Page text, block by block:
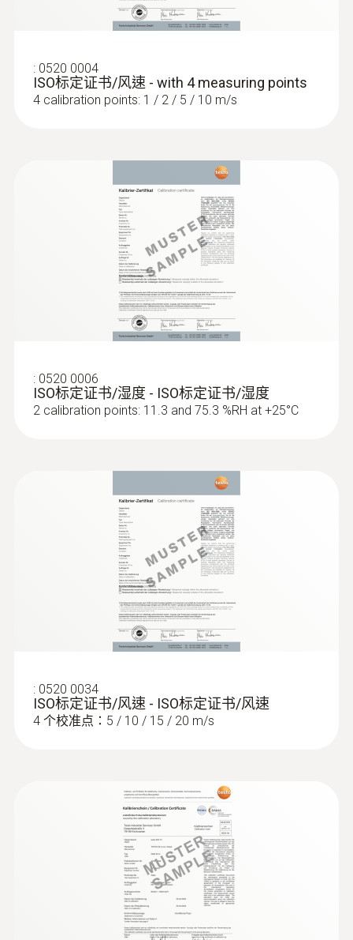
360 mm 直皮托管
艺空气流速
0635 2045
压力探头测量流速 - L型皮托管，不锈
钢，500mm长
For measuring flow velocity
很多外部因素：比如，人体对冷墙或冷窗户导
致的热辐射非常敏感。房间内的气流也会让人
热舒适度主要取决于如下因素：
室内空气的相对湿度
而上述主要因素对一个人舒适度的影响又与其
活动（程度）和所穿的衣物有关。在国际标准
ISO 7730中，将PMV/PPD测量（预测平均投
票数/预测不满意百分数）中的所有参数结合
起来。PMV指数预测了同一环境中大多数人的
冷热感觉的平均。PPD指数则通过量化方式预
测了多少人对特定环境大气的不满意程度。
探头，能够根据ISO 7730标准直接计算
PMV/PPD值。测量仪所产生的图示（图链
为用户及其客户记录测量数据。
在出风口测量体积流量
为了确保系统的高效使用，每个管道的进出口
体积流量都应符合要求，这是一个基本的前提
在出风口处，适合采用直径100mm的叶轮风
速探头来测量体积流量（订货号0635
9343），因为它们可以对较大面积的流速进行
在空气格栅和提升阀的抽风口或出风口进行测
量时，适合采用我们的风量罩套装（订货号
0563 4170）以及直径100mm叶轮风速探头
（订货号0635 9343）。通过风量罩来记录整
体体积流量值，不需要根据流速和面积进行计
算。这种流量测量方法简单、可靠。
: 0520 0004
ISO标定证书/风速 - with 4 measuring points
4 calibration points: 1 / 2 / 5 / 10 m/s
: 0520 0006
ISO标定证书/湿度 - ISO标定证书/湿度
2 calibration points: 11.3 and 75.3 %RH at +25°C
: 0520 0034
ISO标定证书/风速 - ISO标定证书/风速
4 个校准点：5 / 10 / 15 / 20 m/s